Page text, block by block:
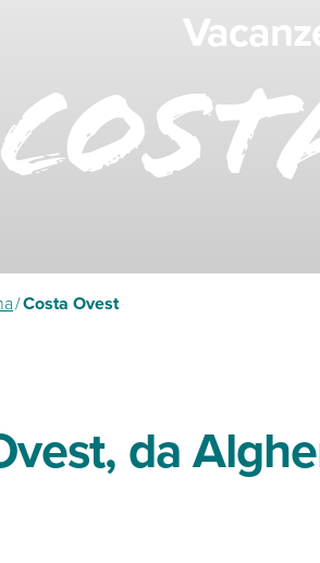
/Costa Ovest
da